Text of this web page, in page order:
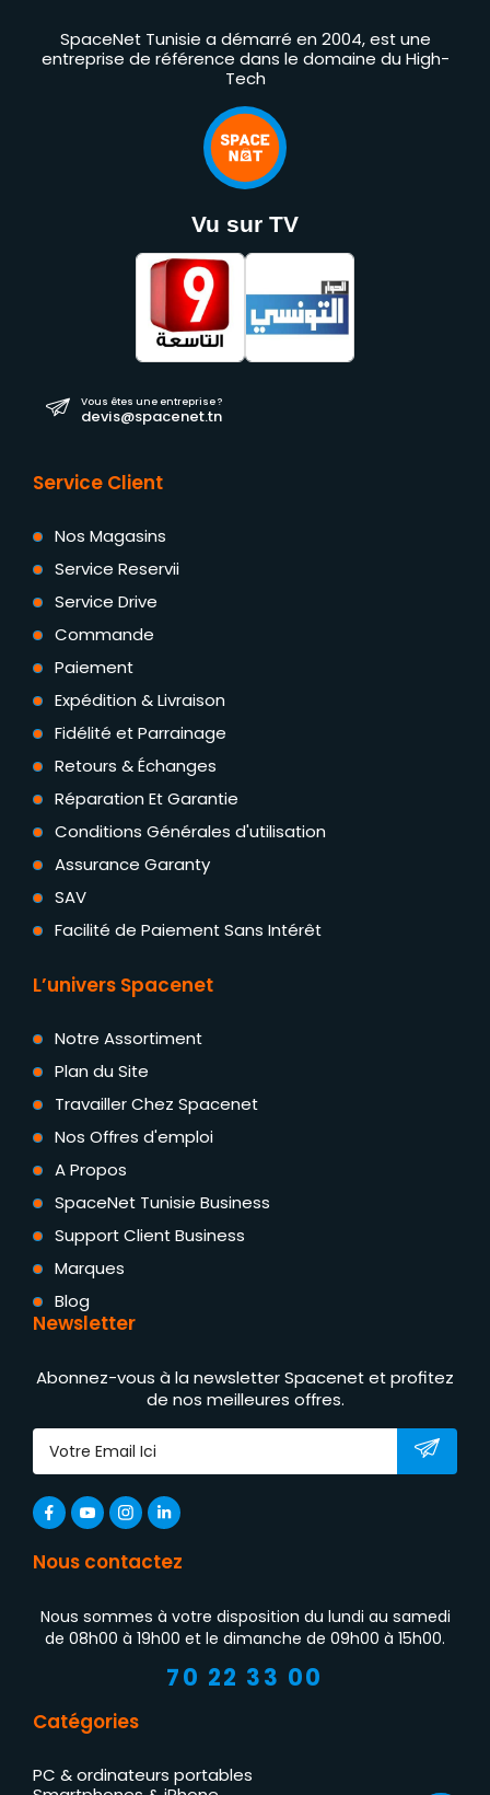
SpaceNet Tunisie a démarré en 2004, est une
entreprise de référence dans le domaine du High-
Tech
Vu sur TV
Vous êtes une entreprise ?
devis@spacenet.tn
Service Client
Nos Magasins
Service Reservii
Service Drive
Commande
Paiement
Expédition & Livraison
Fidélité et Parrainage
Retours & Échanges
Réparation Et Garantie
Conditions Générales d'utilisation
Assurance Garanty
SAV
Facilité de Paiement Sans Intérêt
L’univers Spacenet
Notre Assortiment
Plan du Site
Travailler Chez Spacenet
Nos Offres d'emploi
A Propos
SpaceNet Tunisie Business
Support Client Business
Marques
Blog
Newsletter
Abonnez-vous à la newsletter Spacenet et profitez
de nos meilleures offres.
Nous contactez
Nous sommes à votre disposition du lundi au samedi
de 08h00 à 19h00 et le dimanche de 09h00 à 15h00.
70 22 33 00
Catégories
PC & ordinateurs portables